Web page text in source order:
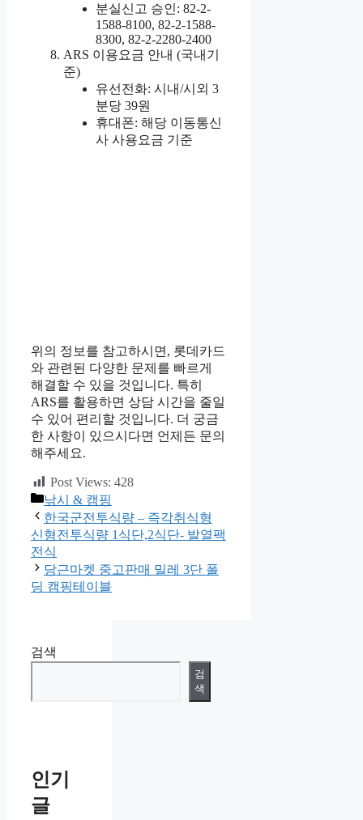
분실신고 승인: 82-2-
1588-8100, 82-2-1588-
8300, 82-2-2280-2400
ARS 이용요금 안내 (국내기
준)
유선전화: 시내/시외 3
분당 39원
휴대폰: 해당 이동통신
사 사용요금 기준
위의 정보를 참고하시면, 롯데카드
와 관련된 다양한 문제를 빠르게
해결할 수 있을 것입니다. 특히
ARS를 활용하면 상담 시간을 줄일
수 있어 편리할 것입니다. 더 궁금
한 사항이 있으시다면 언제든 문의
해주세요.
Post Views: 428
카
테
고
리
낚시 & 캠핑
한국군전투식량 – 즉각취식형
신형전투식량 1식단,2식단- 발열팩
전식
당근마켓 중고판매 밀레 3단 폴
딩 캠핑테이블
검색
검
색
인기
글